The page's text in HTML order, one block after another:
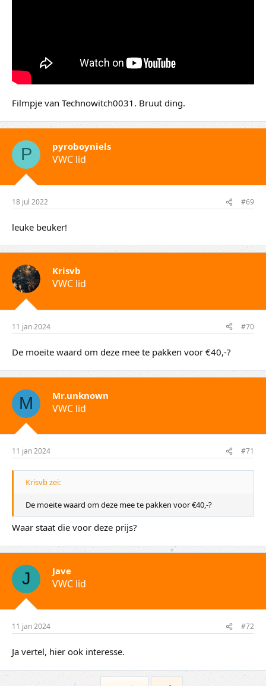
Filmpje van Technowitch0031. Bruut ding.
P pyroboyniels
VWC lid
18 jul 2022 #69
leuke beuker!
Krisvb
VWC lid
11 jan 2024 #70
De moeite waard om deze mee te pakken voor €40,-?
M Mr.unknown
VWC lid
11 jan 2024 #71
Krisvb zei:
De moeite waard om deze mee te pakken voor €40,-?
Waar staat die voor deze prijs?
J Jave
VWC lid
11 jan 2024 #72
Ja vertel, hier ook interesse.